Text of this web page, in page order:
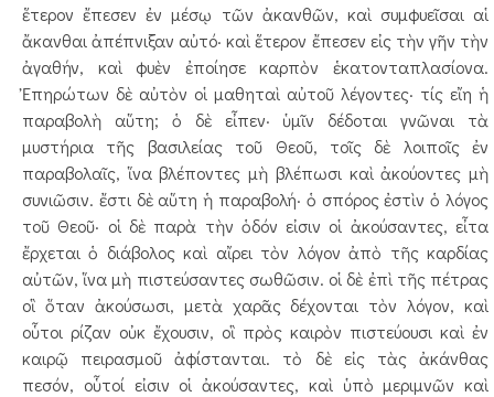
ἕτερον ἔπεσεν ἐν μέσῳ τῶν ἀκανθῶν, καὶ συμφυεῖσαι αἱ
ἄκανθαι ἀπέπνιξαν αὐτό· καὶ ἕτερον ἔπεσεν εἰς τὴν γῆν τὴν
ἀγαθήν, καὶ φυὲν ἐποίησε καρπὸν ἑκατονταπλασίονα.
Ἐπηρώτων δὲ αὐτὸν οἱ μαθηταὶ αὐτοῦ λέγοντες· τίς εἴη ἡ
παραβολὴ αὕτη; ὁ δὲ εἶπεν· ὑμῖν δέδοται γνῶναι τὰ
μυστήρια τῆς βασιλείας τοῦ Θεοῦ, τοῖς δὲ λοιποῖς ἐν
παραβολαῖς, ἵνα βλέπον­τες μὴ βλέπωσι καὶ ἀ­κού­οντες μὴ
συνιῶσιν. ἔστι δὲ αὕτη ἡ παραβολή· ὁ σπό­ρος ἐστὶν ὁ λόγος
τοῦ Θεοῦ· οἱ δὲ παρὰ τὴν ὁδόν εἰσιν οἱ ἀκούσαν­τες, εἶτα
ἔρχεται ὁ διάβολος καὶ αἴρει τὸν λόγον ἀπὸ τῆς καρδίας
αὐτῶν, ἵνα μὴ πιστεύσαντες σωθῶσιν. οἱ δὲ ἐπὶ τῆς πέτρας
οἳ ὅταν ἀκούσωσι, μετὰ χαρᾶς δέχονται τὸν λόγον, καὶ
οὗτοι ρίζαν οὐκ ἔχουσιν, οἳ πρὸς καιρὸν πιστεύουσι καὶ ἐν
καιρῷ πειρασμοῦ ἀφίστανται. τὸ δὲ εἰς τὰς ἀκάνθας
πεσόν, οὗτοί εἰσιν οἱ ἀ­κούσαντες, καὶ ὑπὸ μεριμνῶν καὶ